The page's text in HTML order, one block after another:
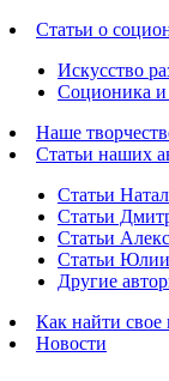
Статьи о
Искусство
Соционика
Наше
Статьи наших
Статьи
Статьи
Статьи
Статьи
Другие
Как найти свое
Новости